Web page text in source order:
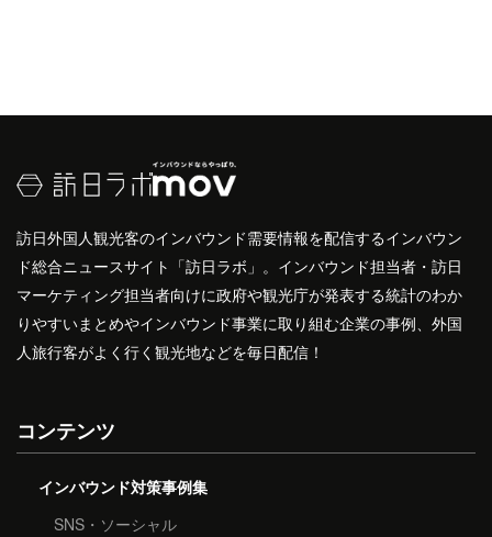
訪日外国人観光客のインバウンド需要情報を配信するインバウン
ド総合ニュースサイト「訪日ラボ」。インバウンド担当者・訪日
マーケティング担当者向けに政府や観光庁が発表する統計のわか
りやすいまとめやインバウンド事業に取り組む企業の事例、外国
人旅行客がよく行く観光地などを毎日配信！
コンテンツ
インバウンド対策事例集
SNS・ソーシャル